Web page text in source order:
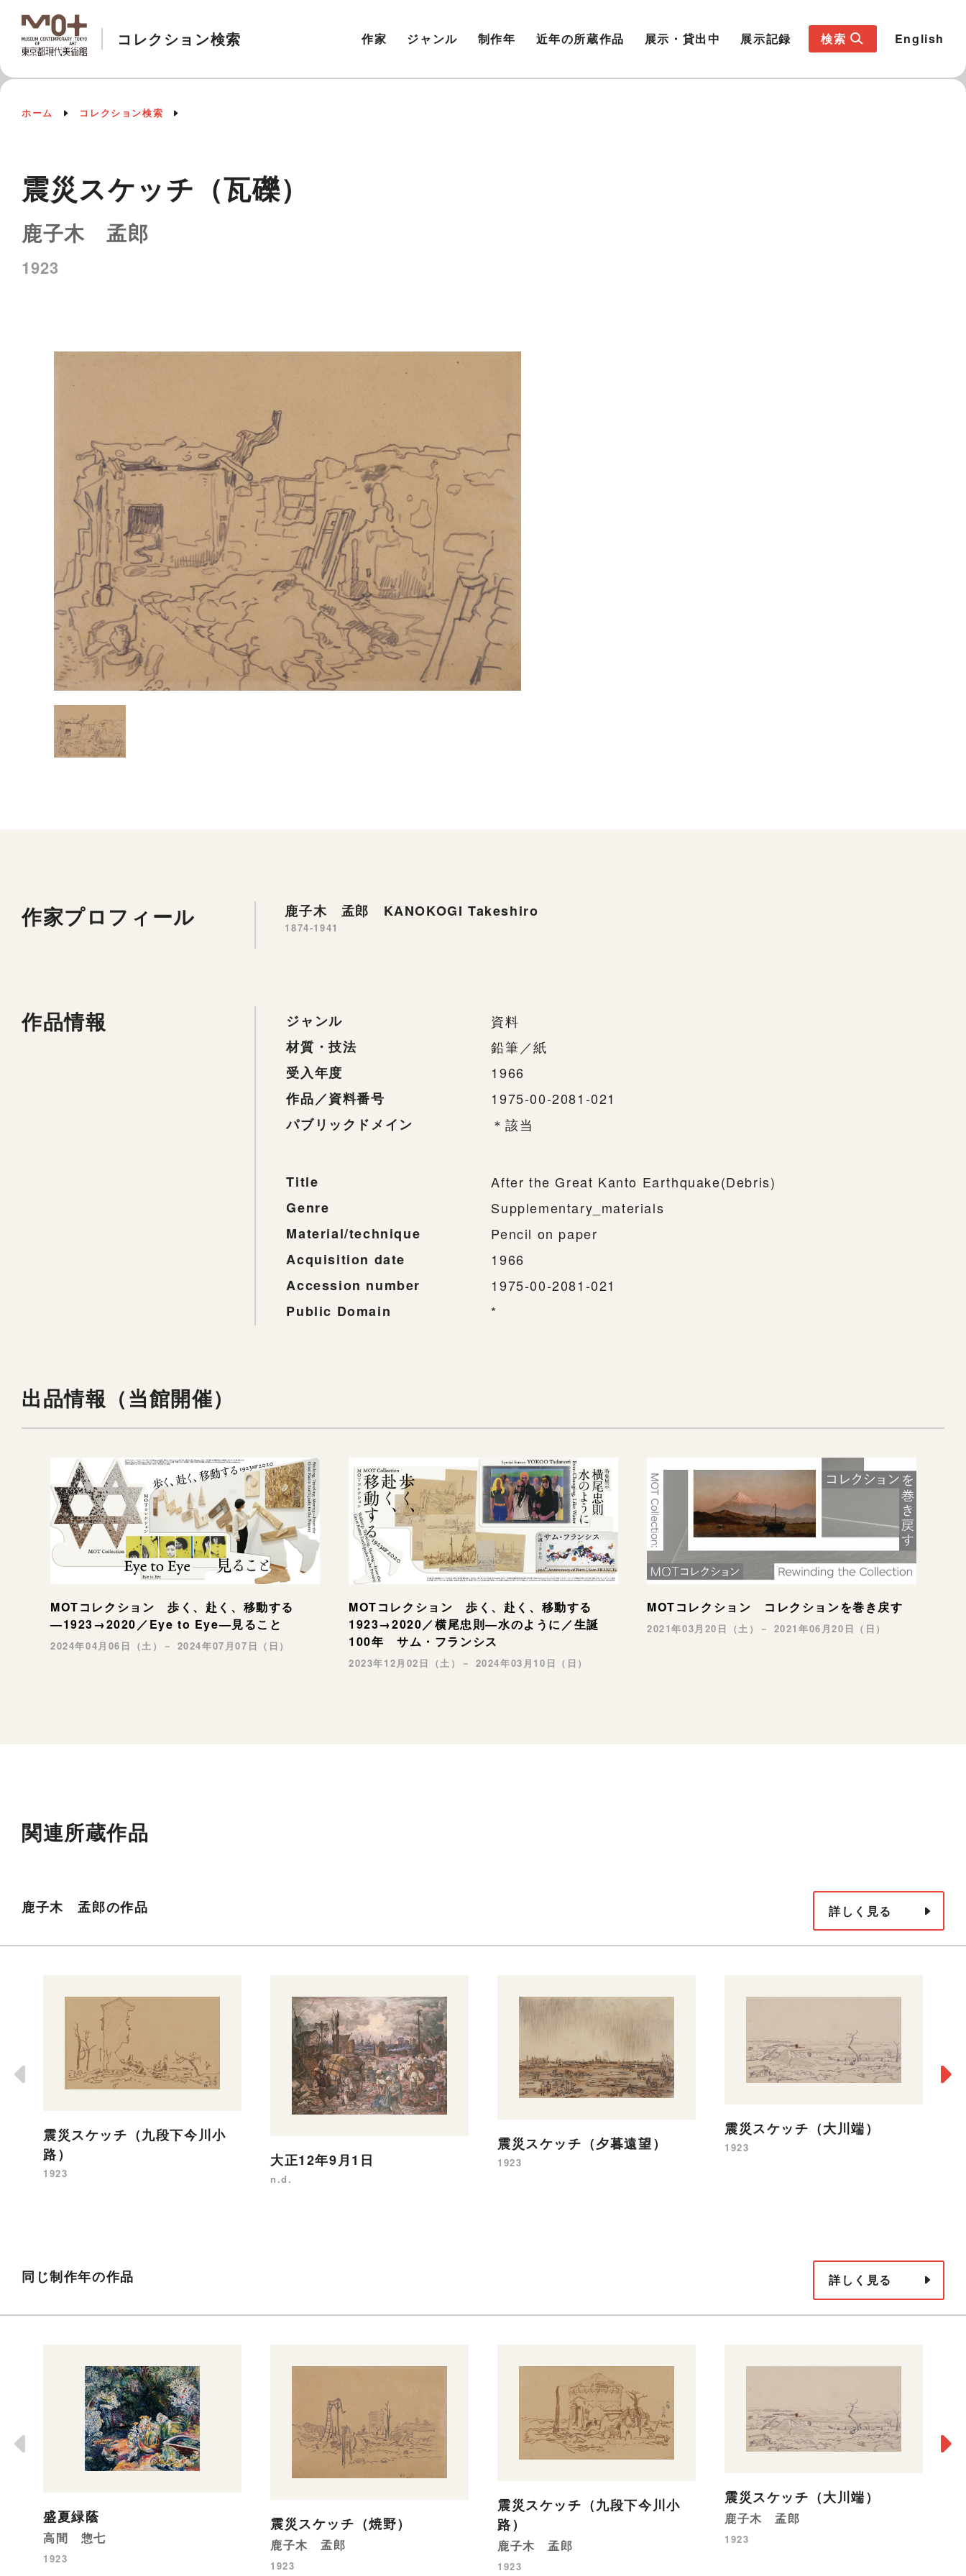
コレクション検索 作家 ジャンル 制作年 近年の所蔵作品 展示・貸出中 展示記録 検索 English
ホーム コレクション検索
震災スケッチ（瓦礫）
鹿子木 孟郎
1923
作家プロフィール 鹿子木 孟郎 KANOKOGI Takeshiro
1874-1941
作品情報 ジャンル
資料
材質・技法
鉛筆／紙
受入年度
1966
作品／資料番号
1975-00-2081-021
パブリックドメイン
＊該当
Title
After the Great Kanto Earthquake(Debris)
Genre
Supplementary_materials
Material/technique
Pencil on paper
Acquisition date
1966
Accession number
1975-00-2081-021
Public Domain
*
出品情報（当館開催）
MOTコレクション 歩く、赴く、移動する
―1923→2020／Eye to Eye—見ること
2024年04月06日（土）－ 2024年07月07日（日）
MOTコレクション 歩く、赴く、移動する
1923→2020／横尾忠則―水のように／生誕
100年 サム・フランシス
2023年12月02日（土）－ 2024年03月10日（日）
MOTコレクション コレクションを巻き戻す
2021年03月20日（土）－ 2021年06月20日（日）
関連所蔵作品
鹿子木 孟郎の作品 詳しく見る
震災スケッチ（九段下今川小
路）
1923
大正12年9月1日
n.d.
震災スケッチ（夕暮遠望）
1923
震災スケッチ（大川端）
1923
同じ制作年の作品 詳しく見る
盛夏緑蔭
高間 惣七
1923
震災スケッチ（焼野）
鹿子木 孟郎
1923
震災スケッチ（九段下今川小
路）
鹿子木 孟郎
1923
震災スケッチ（大川端）
鹿子木 孟郎
1923